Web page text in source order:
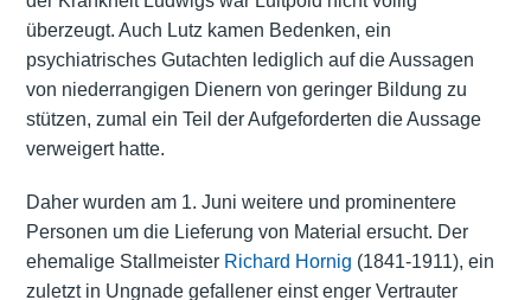
überzeugt. Auch Lutz kamen Bedenken, ein
psychiatrisches Gutachten lediglich auf die Aussagen
von niederrangigen Dienern von geringer Bildung zu
stützen, zumal ein Teil der Aufgeforderten die Aussage
verweigert hatte.
Daher wurden am 1. Juni weitere und prominentere
Personen um die Lieferung von Material ersucht. Der
ehemalige Stallmeister Richard Hornig (1841-1911), ein
zuletzt in Ungnade gefallener einst enger Vertrauter